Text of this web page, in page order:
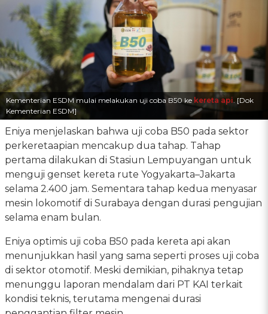
Kementerian ESDM mulai melakukan uji coba B50 ke kereta api . [Dok
Kementerian ESDM]
Eniya menjelaskan bahwa uji coba B50 pada sektor
perkeretaapian mencakup dua tahap. Tahap
pertama dilakukan di Stasiun Lempuyangan untuk
menguji genset kereta rute Yogyakarta–Jakarta
selama 2.400 jam. Sementara tahap kedua menyasar
mesin lokomotif di Surabaya dengan durasi pengujian
selama enam bulan.
Eniya optimis uji coba B50 pada kereta api akan
menunjukkan hasil yang sama seperti proses uji coba
di sektor otomotif. Meski demikian, pihaknya tetap
menunggu laporan mendalam dari PT KAI terkait
kondisi teknis, terutama mengenai durasi